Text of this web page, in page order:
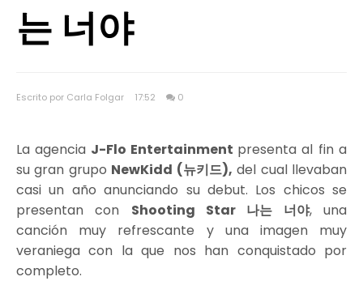
는 너야
Escrito por Carla Folgar 17:52 0
La agencia J-Flo Entertainment presenta al fin a
su gran grupo NewKidd (뉴키드), del cual llevaban
casi un año anunciando su debut. Los chicos se
presentan con Shooting Star 나는 너야, una
canción muy refrescante y una imagen muy
veraniega con la que nos han conquistado por
completo.